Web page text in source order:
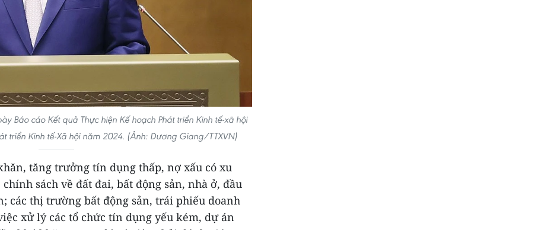
Báo cáo Kết quả Thực hiện Kế hoạch Phát triển Kinh tế-xã hội
triển Kinh tế-Xã hội năm 2024. (Ảnh: Dương Giang/TTXVN)
tăng trưởng tín dụng thấp, nợ xấu có xu
sách về đất đai, bất động sản, nhà ở, đầu
các thị trường bất động sản, trái phiếu doanh
xử lý các tổ chức tín dụng yếu kém, dự án